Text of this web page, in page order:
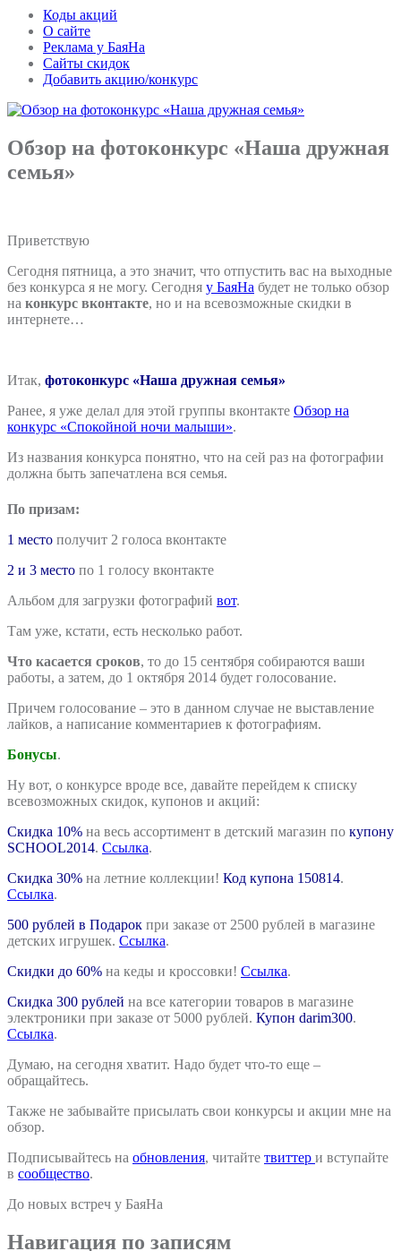
Коды акций
О сайте
Реклама у БаяНа
Сайты скидок
Добавить акцию/конкурс
Обзор на фотоконкурс «Наша дружная
семья»
Приветствую
Сегодня пятница, а это значит, что отпустить вас на выходные
без конкурса я не могу. Сегодня у БаяНа будет не только обзор
на конкурс вконтакте, но и на всевозможные скидки в
интернете…
Итак, фотоконкурс «Наша дружная семья»
Ранее, я уже делал для этой группы вконтакте Обзор на
конкурс «Спокойной ночи малыши».
Из названия конкурса понятно, что на сей раз на фотографии
должна быть запечатлена вся семья.
По призам:
1 место получит 2 голоса вконтакте
2 и 3 место по 1 голосу вконтакте
Альбом для загрузки фотографий вот.
Там уже, кстати, есть несколько работ.
Что касается сроков, то до 15 сентября собираются ваши
работы, а затем, до 1 октября 2014 будет голосование.
Причем голосование – это в данном случае не выставление
лайков, а написание комментариев к фотографиям.
Бонусы.
Ну вот, о конкурсе вроде все, давайте перейдем к списку
всевозможных скидок, купонов и акций:
Скидка 10% на весь ассортимент в детский магазин по купону
SCHOOL2014. Ссылка.
Скидка 30% на летние коллекции! Код купона 150814.
Ссылка.
500 рублей в Подарок при заказе от 2500 рублей в магазине
детских игрушек. Ссылка.
Скидки до 60% на кеды и кроссовки! Ссылка.
Скидка 300 рублей на все категории товаров в магазине
электроники при заказе от 5000 рублей. Купон darim300.
Ссылка.
Думаю, на сегодня хватит. Надо будет что-то еще –
обращайтесь.
Также не забывайте присылать свои конкурсы и акции мне на
обзор.
Подписывайтесь на обновления, читайте твиттер и вступайте
в сообщество.
До новых встреч у БаяНа
Навигация по записям